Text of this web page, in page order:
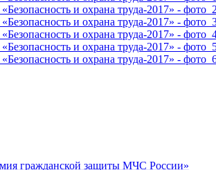
гражданской защиты МЧС России»